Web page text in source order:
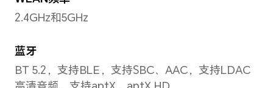
前置摄像头摄像分辨率
最大可支持 2520×1080 像素
备注：不同拍摄模式的视频像素可能